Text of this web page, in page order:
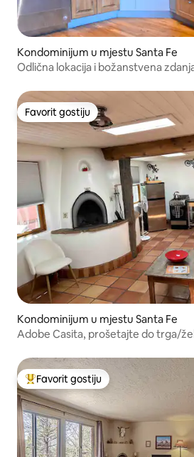
Kondominijum u mjestu Santa Fe
Odlična lokacija i božanstvena
Favorit gostiju
Favorit gostiju
Kondominijum u mjestu Santa Fe
Adobe Casita, prošetajte do trga/
Glavni favorit gostiju
Favorit gostiju